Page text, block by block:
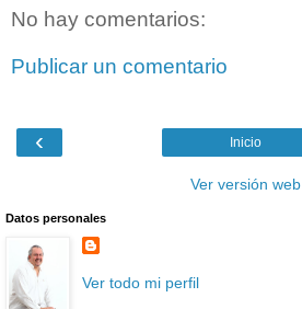
No hay comentarios:
Publicar un comentario
‹ Inicio
Ver versión web
Datos personales
Ver todo mi perfil